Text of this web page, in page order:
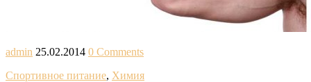
admin 25.02.2014 0 Comments
Спортивное питание, Химия